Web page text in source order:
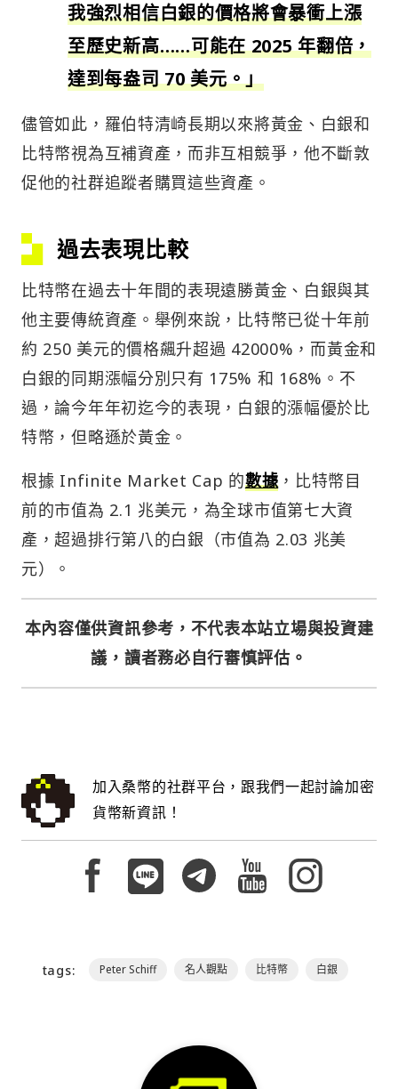
我強烈相信白銀的價格將會暴衝上漲
至歷史新高……可能在 2025 年翻倍，
達到每盎司 70 美元。」
儘管如此，羅伯特清崎長期以來將黃金、白銀和
比特幣視為互補資產，而非互相競爭，他不斷敦
促他的社群追蹤者購買這些資產。
過去表現比較
比特幣在過去十年間的表現遠勝黃金、白銀與其
他主要傳統資產。舉例來說，比特幣已從十年前
約 250 美元的價格飆升超過 42000%，而黃金和
白銀的同期漲幅分別只有 175% 和 168%。不
過，論今年年初迄今的表現，白銀的漲幅優於比
特幣，但略遜於黃金。
根據 Infinite Market Cap 的數據 ，比特幣目
前的市值為 2.1 兆美元，為全球市值第七大資
產，超過排行第八的白銀（市值為 2.03 兆美
元）。
本內容僅供資訊參考，不代表本站立場與投資建
議，讀者務必自行審慎評估。
加入桑幣的社群平台，跟我們一起討論加密
貨幣新資訊！
tags: Peter Schiff 名人觀點 比特幣 白銀